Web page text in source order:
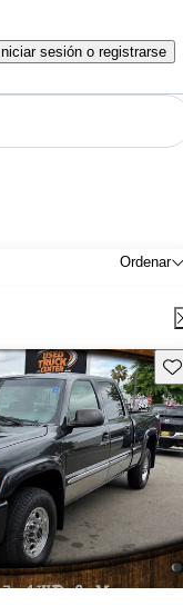
Iniciar sesión o registrarse
Ordenar